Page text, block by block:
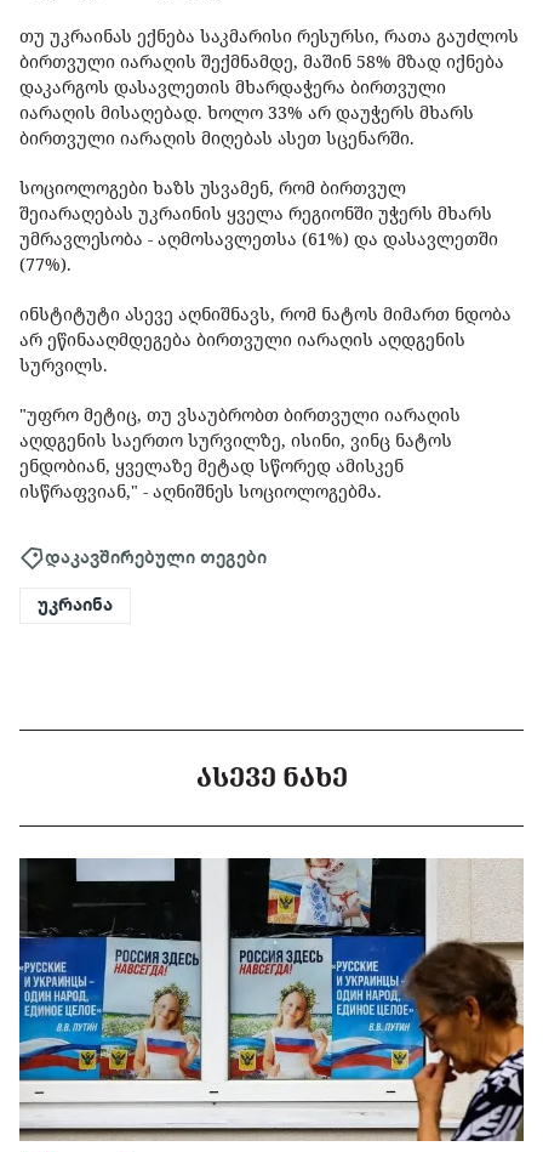
თუ უკრაინას ექნება საკმარისი რესურსი, რათა გაუძლოს
ბირთვული იარაღის შექმნამდე, მაშინ 58% მზად იქნება
დაკარგოს დასავლეთის მხარდაჭერა ბირთვული
იარაღის მისაღებად. ხოლო 33% არ დაუჭერს მხარს
ბირთვული იარაღის მიღებას ასეთ სცენარში.
სოციოლოგები ხაზს უსვამენ, რომ ბირთვულ
შეიარაღებას უკრაინის ყველა რეგიონში უჭერს მხარს
უმრავლესობა - აღმოსავლეთსა (61%) და დასავლეთში
(77%).
ინსტიტუტი ასევე აღნიშნავს, რომ ნატოს მიმართ ნდობა
არ ეწინააღმდეგება ბირთვული იარაღის აღდგენის
სურვილს.
"უფრო მეტიც, თუ ვსაუბრობთ ბირთვული იარაღის
აღდგენის საერთო სურვილზე, ისინი, ვინც ნატოს
ენდობიან, ყველაზე მეტად სწორედ ამისკენ
ისწრაფვიან," - აღნიშნეს სოციოლოგებმა.
დაკავშირებული თეგები
უკრაინა
ᲐᲡᲔᲕᲔ ᲜᲐᲮᲔ